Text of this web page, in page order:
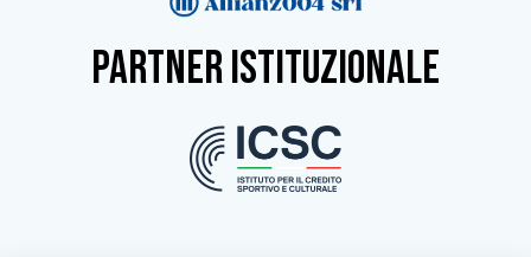
partner istituzionale